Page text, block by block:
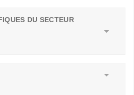
DU SECTEUR